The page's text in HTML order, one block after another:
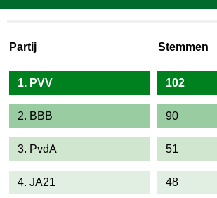
Partij Stemmen
1. PVV 102
2. BBB 90
3. PvdA 51
4. JA21 48